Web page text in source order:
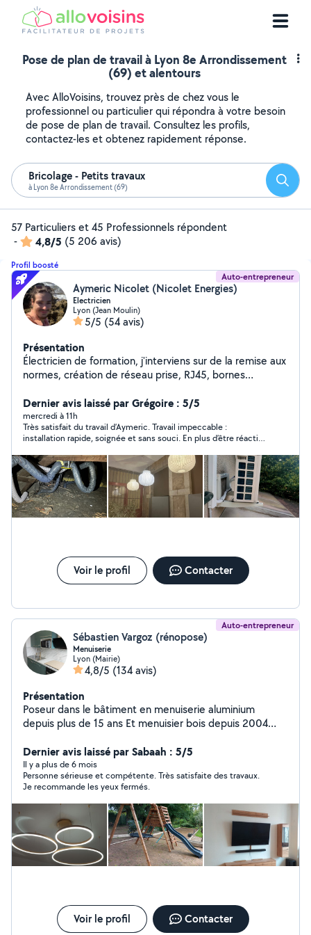
Pose de plan de travail à Lyon 8e Arrondissement
(69) et alentours
Avec AlloVoisins, trouvez près de chez vous le
professionnel ou particulier qui répondra à votre besoin
de pose de plan de travail. Consultez les profils,
contactez-les et obtenez rapidement réponse.
Bricolage - Petits travaux
à Lyon 8e Arrondissement (69)
57 Particuliers et 45 Professionnels répondent
-
4,8/5 (5 206 avis)
Profil boosté
Auto-entrepreneur
Aymeric Nicolet (Nicolet Energies)
Electricien
Lyon (Jean Moulin)
5/5 (54 avis)
Présentation
Électricien de formation, j'interviens sur de la remise aux
normes, création de réseau prise, RJ45, bornes
électrique en tous genre (pose de tringles à rideau,
montage de meubles, montage et fixation de meubles)
Électricien titulaire d'un BAC professionnel
Électrotechnique et BTS Électrotechnique.
Dernier avis laissé par Grégoire : 5/5
mercredi à 11h
Très satisfait du travail d’Aymeric. Travail impeccable :
installation rapide, soignée et sans souci. En plus d’être réactif
fonctionne parfaitement, et tout a été expliqué clairement. Je
recommande à 100% , la preuve je vais sans doute faire appel à
lui pour d’autres chantiers. Merci encore !
Voir le profil Contacter
Auto-entrepreneur
Sébastien Vargoz (rénopose)
Menuiserie
Lyon (Mairie)
4,8/5 (134 avis)
Présentation
Poseur dans le bâtiment en menuiserie aluminium
depuis plus de 15 ans Et menuisier bois depuis 2004
cuisine.
Dernier avis laissé par Sabaah : 5/5
Il y a plus de 6 mois
Personne sérieuse et compétente. Très satisfaite des travaux.
Je recommande les yeux fermés.
Voir le profil Contacter